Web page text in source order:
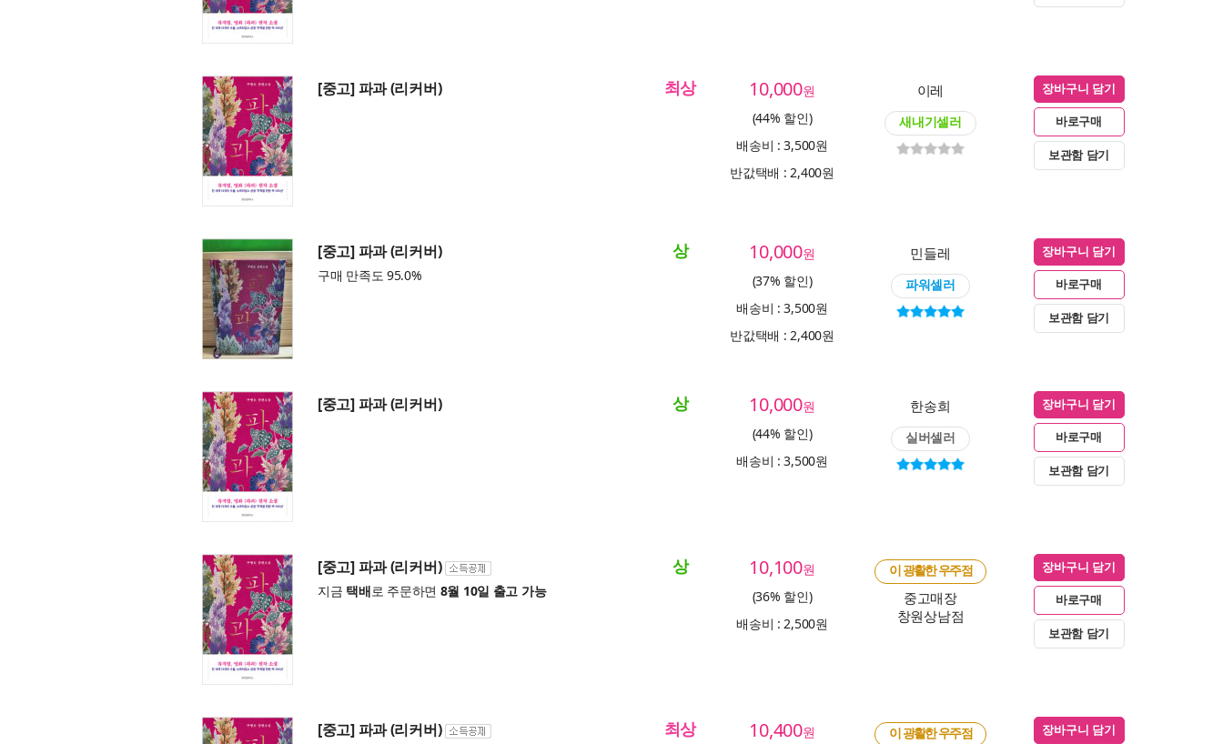
[중고] 파과 (리커버) 최상 10,000원
(44% 할인)
배송비 : 3,500원
반값택배 : 2,400원
이레
새내기셀러
장바구니 담기
바로구매
보관함 담기
[중고] 파과 (리커버)
구매 만족도 95.0%
상 10,000원
(37% 할인)
배송비 : 3,500원
반값택배 : 2,400원
민들레
파워셀러
장바구니 담기
바로구매
보관함 담기
[중고] 파과 (리커버) 상 10,000원
(44% 할인)
배송비 : 3,500원
한송희
실버셀러
장바구니 담기
바로구매
보관함 담기
[중고] 파과 (리커버)
지금 택배로 주문하면 8월 10일 출고 가능
상 10,100원
(36% 할인)
배송비 : 2,500원
이 광활한 우주점
중고매장
창원상남점
장바구니 담기
바로구매
보관함 담기
[중고] 파과 (리커버) 최상 10,400원
이 광활한 우주점 장바구니 담기